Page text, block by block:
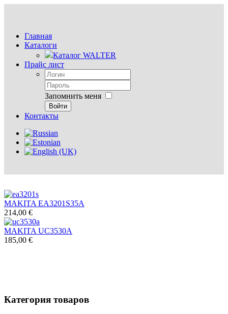
Главная
Каталоги
Каталог WALTER
Прайс лист
Запомнить меня
Войти
Контакты
MAKITA EA3201S35A
214,00 €
MAKITA UC3530A
185,00 €
Категория товаров